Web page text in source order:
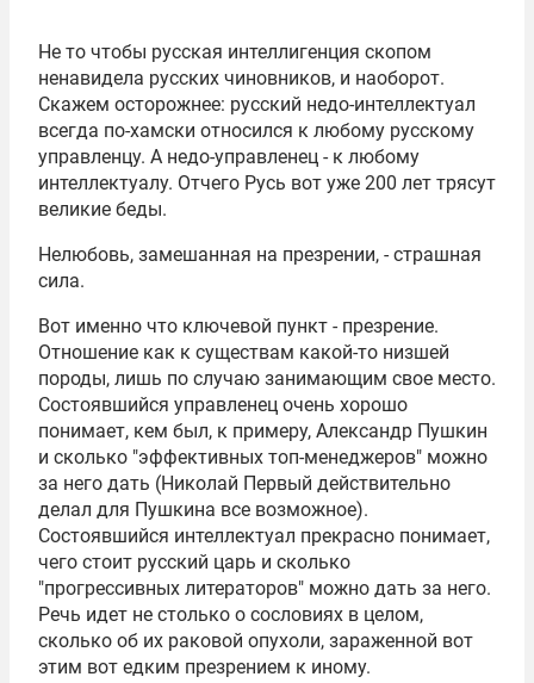
Не то чтобы русская интеллигенция скопом
ненавидела русских чиновников, и наоборот.
Скажем осторожнее: русский недо-интеллектуал
всегда по-хамски относился к любому русскому
управленцу. А недо-управленец - к любому
интеллектуалу. Отчего Русь вот уже 200 лет трясут
великие беды.
Нелюбовь, замешанная на презрении, - страшная
сила.
Вот именно что ключевой пункт - презрение.
Отношение как к существам какой-то низшей
породы, лишь по случаю занимающим свое место.
Состоявшийся управленец очень хорошо
понимает, кем был, к примеру, Александр Пушкин
и сколько "эффективных топ-менеджеров" можно
за него дать (Николай Первый действительно
делал для Пушкина все возможное).
Состоявшийся интеллектуал прекрасно понимает,
чего стоит русский царь и сколько
"прогрессивных литераторов" можно дать за него.
Речь идет не столько о сословиях в целом,
сколько об их раковой опухоли, зараженной вот
этим вот едким презрением к иному.